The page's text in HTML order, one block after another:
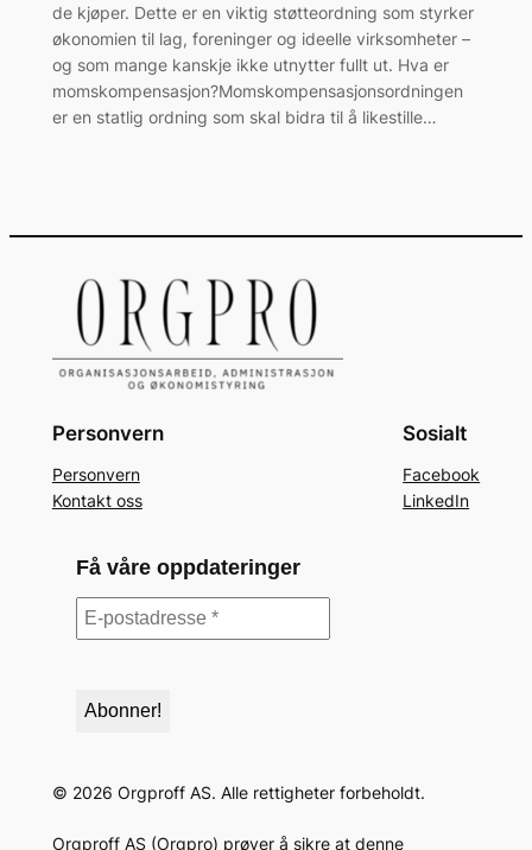
de kjøper. Dette er en viktig støtteordning som styrker
økonomien til lag, foreninger og ideelle virksomheter –
og som mange kanskje ikke utnytter fullt ut. Hva er
momskompensasjon?Momskompensasjonsordningen
er en statlig ordning som skal bidra til å likestille…
Personvern
Personvern
Kontakt oss
Sosialt
Facebook
LinkedIn
Få våre oppdateringer
© 2026 Orgproff AS. Alle rettigheter forbeholdt.
Orgproff AS (Orgpro) prøver å sikre at denne